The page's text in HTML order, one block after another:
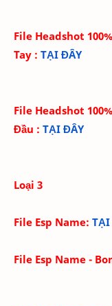
File Headshot
Tay : TẠI ĐÂY
File Headshot
Đầu : TẠI ĐÂY
Loại 3
File Esp Name: TẠI
File Esp Name -